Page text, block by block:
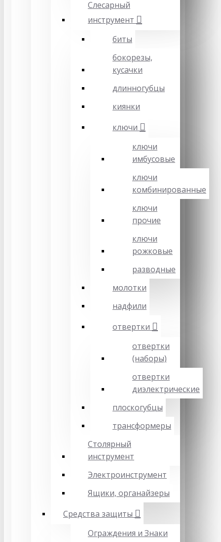
Слесарный
инструмент
биты
бокорезы,
кусачки
длинногубцы
киянки
ключи
ключи
имбусовые
ключи
комбинированные
ключи
прочие
ключи
рожковые
разводные
молотки
надфили
отвертки
отвертки
(наборы)
отвертки
диэлектрические
плоскогубцы
трансформеры
Столярный
инструмент
Электроинструмент
Ящики, органайзеры
Средства защиты
Ограждения и Знаки